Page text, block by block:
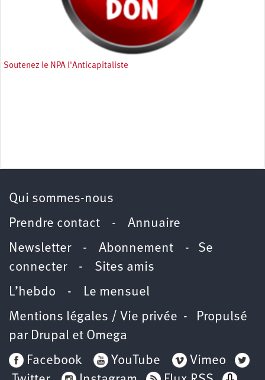
Soutenez le NPA l'Anticapitaliste
Qui sommes-nous
Prendre contact - Annuaire
Newsletter - Abonnement - Se
connecter- Sites amis
L’hebdo -
Le mensuel
Mentions légales / Vie privée - Propulsé
par Drupal et Omega
Facebook
YouTube
Vimeo